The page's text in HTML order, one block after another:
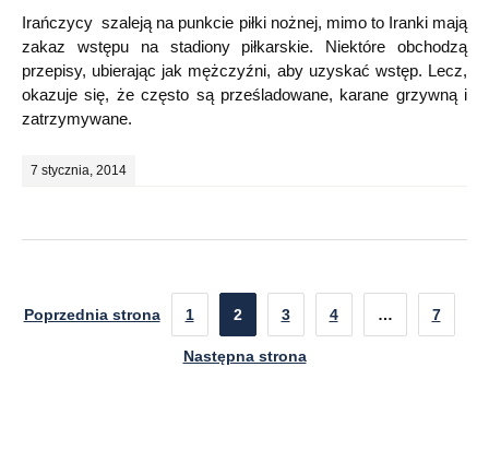
Irańczycy szaleją na punkcie piłki nożnej, mimo to Iranki mają
zakaz wstępu na stadiony piłkarskie. Niektóre obchodzą
przepisy, ubierając jak mężczyźni, aby uzyskać wstęp. Lecz,
okazuje się, że często są prześladowane, karane grzywną i
zatrzymywane.
7 stycznia, 2014
Poprzednia strona 1 2 3 4 … 7
Następna strona